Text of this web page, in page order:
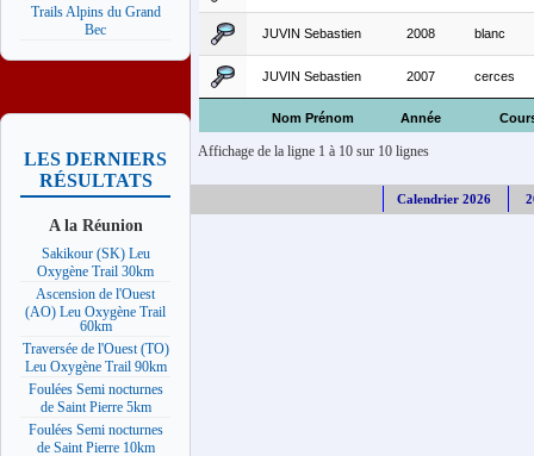
Trails Alpins du Grand
Bec
LES DERNIERS
RÉSULTATS
A la Réunion
Sakikour (SK) Leu
Oxygène Trail 30km
Ascension de l'Ouest
(AO) Leu Oxygène Trail
60km
Traversée de l'Ouest (TO)
Leu Oxygène Trail 90km
Foulées Semi nocturnes
de Saint Pierre 5km
Foulées Semi nocturnes
de Saint Pierre 10km
Nom Prénom Année
JUVIN Sebastien 2008 blanc
JUVIN Sebastien 2007 cerces
Affichage de la ligne 1 à 10 sur 10 lignes
Calendrier 2026